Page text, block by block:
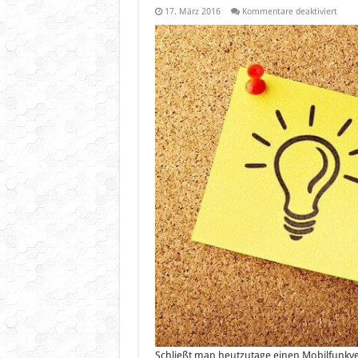
17. März 2016 Kommentare deaktiviertfür
–
ich
das?
Schließt man heutzutage einen